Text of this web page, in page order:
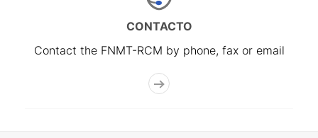
CONTACTO
Contact the FNMT-RCM by phone, fax or email